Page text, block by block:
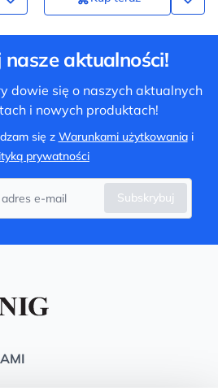
nasze aktualności!
dowie się o naszych aktualnych
i nowych produktach!
się z Warunkami użytkowaniai
prywatności
Subskrybuj